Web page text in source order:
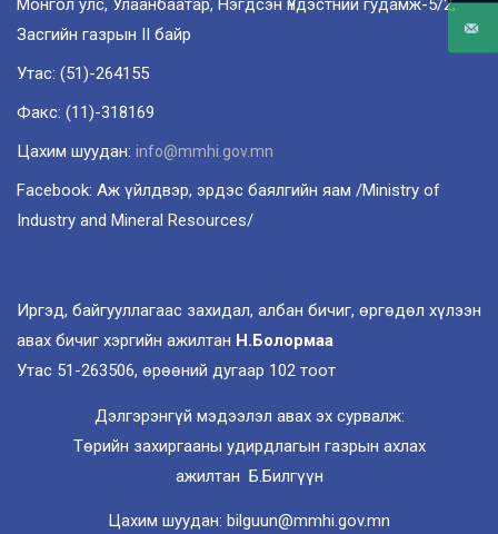
Монгол улс, Улаанбаатар, Нэгдсэн Үндэстний гудамж-5/2,
Засгийн газрын II байр
Утас: (51)-264155
Факс: (11)-318169
Цахим шуудан: info@mmhi.gov.mn
Facebook: Аж үйлдвэр, эрдэс баялгийн яам /Ministry of
Industry and Mineral Resources/
Иргэд, байгууллагаас захидал, албан бичиг, өргөдөл хүлээн
авах бичиг хэргийн ажилтан Н.Болормаа
Утас 51-263506, өрөөний дугаар 102 тоот
Дэлгэрэнгүй мэдээлэл авах эх сурвалж:
Төрийн захиргааны удирдлагын газрын ахлах
ажилтан Б.Билгүүн
Цахим шуудан: bilguun@mmhi.gov.mn